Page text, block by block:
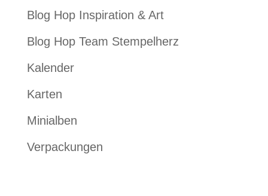
Blog Hop Inspiration & Art
Blog Hop Team Stempelherz
Kalender
Karten
Minialben
Verpackungen